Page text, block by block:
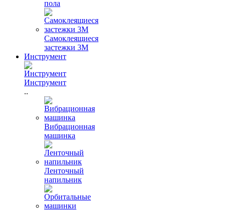
пола
Самоклеящиеся
застежки 3М
Инструмент
Инструмент
..
Вибрационная
машинка
Ленточный
напильник